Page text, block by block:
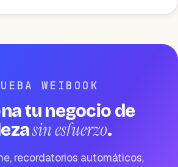
WEIBOOK
tu negocio de
sin esfuerzo.
recordatorios automáticos,